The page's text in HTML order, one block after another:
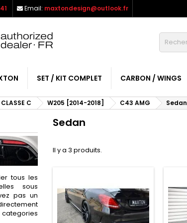
Email: maxtondesign@outlook.fr
SET / KIT COMPLET CARBON / WINGS
CLASSE C W205 [2014-2018] C43 AMG Sedan
tous les
sous
pas un
Sedan
Il y a 3 produits.